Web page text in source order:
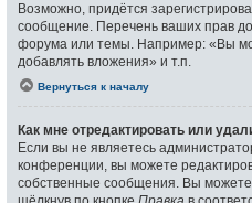
Возможно, придётся
сообщение. Перечень ваших прав
форума или темы. Например: «Вы
добавлять вложения» и т.п.
Вернуться к началу
Как мне отредактировать или
Если вы не являетесь
конференции, вы можете
собственные сообщения. Вы